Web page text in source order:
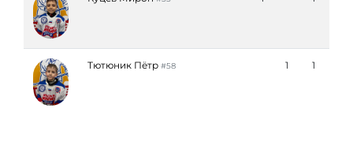
Тютюник Пётр #58 1 1